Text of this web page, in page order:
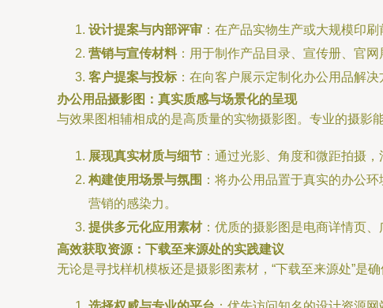
设计提案与内部评审 ：在产品实物生产或大规模印
营销与宣传材料：用于制作产品目录、宣传册、官
客户提案与投标 ：在向客户展示定制化办公用品解
办公用品摄影图：真实质感与场景化的呈现
与效果图相辅相成的是高质量的实物摄影图。专业的摄影能
展现真实材质与细节 ：通过光影、角度和微距拍摄
构建使用场景与氛围 ：将办公用品置于真实的办公
营销的感染力。
提供多元化应用素材：优质的摄影图是电商详情页
高效获取资源：下载至来源处的实践建议
无论是寻找样机模板还是摄影图素材，“下载至来源处”是